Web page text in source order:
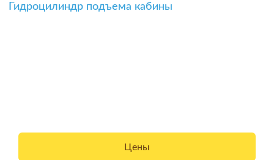
Гидроцилиндр подъема кабины
Цены